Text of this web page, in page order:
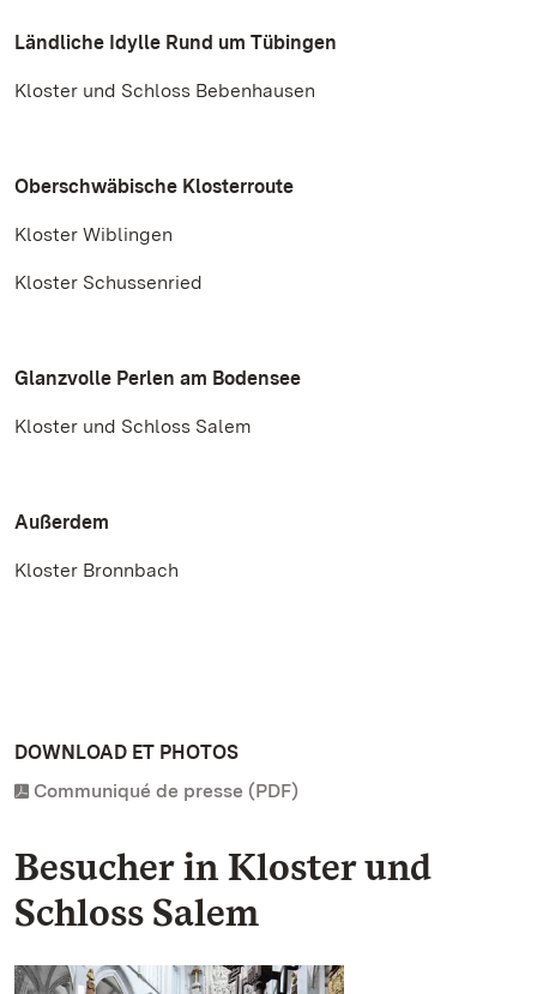
Ländliche Idylle Rund um Tübingen
Kloster und Schloss Bebenhausen
Oberschwäbische Klosterroute
Kloster Wiblingen
Kloster Schussenried
Glanzvolle Perlen am Bodensee
Kloster und Schloss Salem
Außerdem
Kloster Bronnbach
DOWNLOAD ET PHOTOS
Communiqué de presse (PDF)
Besucher in Kloster und
Schloss Salem